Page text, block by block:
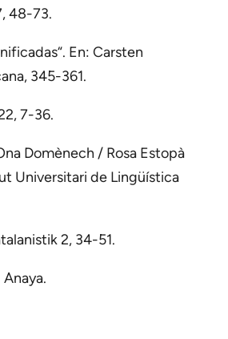
48-73.
En: Carsten
345-361.
7-36.
Domènech / Rosa Estopà
Universitari de Lingüística
2, 34-51.